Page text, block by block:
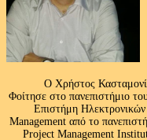
Ο Χρήστος
Φοίτησε στο πανεπιστήμιο
Επιστήμη
Management από το
Project Management